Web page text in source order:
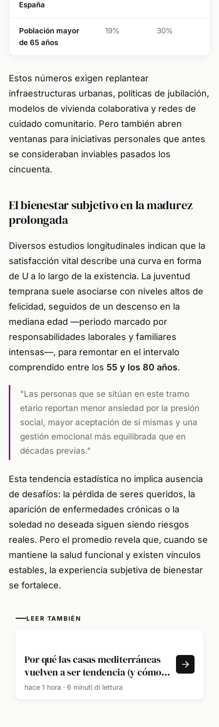
España
Población mayor
de 65 años
19% 30%
Estos números exigen replantear
infraestructuras urbanas, políticas de jubilación,
modelos de vivienda colaborativa y redes de
cuidado comunitario. Pero también abren
ventanas para iniciativas personales que antes
se consideraban inviables pasados los
cincuenta.
El bienestar subjetivo en la madurez
prolongada
Diversos estudios longitudinales indican que la
satisfacción vital describe una curva en forma
de U a lo largo de la existencia. La juventud
temprana suele asociarse con niveles altos de
felicidad, seguidos de un descenso en la
mediana edad —periodo marcado por
responsabilidades laborales y familiares
intensas—, para remontar en el intervalo
comprendido entre los 55 y los 80 años.
"Las personas que se sitúan en este tramo
etario reportan menor ansiedad por la presión
social, mayor aceptación de sí mismas y una
gestión emocional más equilibrada que en
décadas previas."
Esta tendencia estadística no implica ausencia
de desafíos: la pérdida de seres queridos, la
aparición de enfermedades crónicas o la
soledad no deseada siguen siendo riesgos
reales. Pero el promedio revela que, cuando se
mantiene la salud funcional y existen vínculos
estables, la experiencia subjetiva de bienestar
se fortalece.
LEER TAMBIÉN
Por qué las casas mediterráneas
vuelven a ser tendencia (y cómo
copiar el estilo sin hacer
hace 1 hora · 6 minuti di lettura